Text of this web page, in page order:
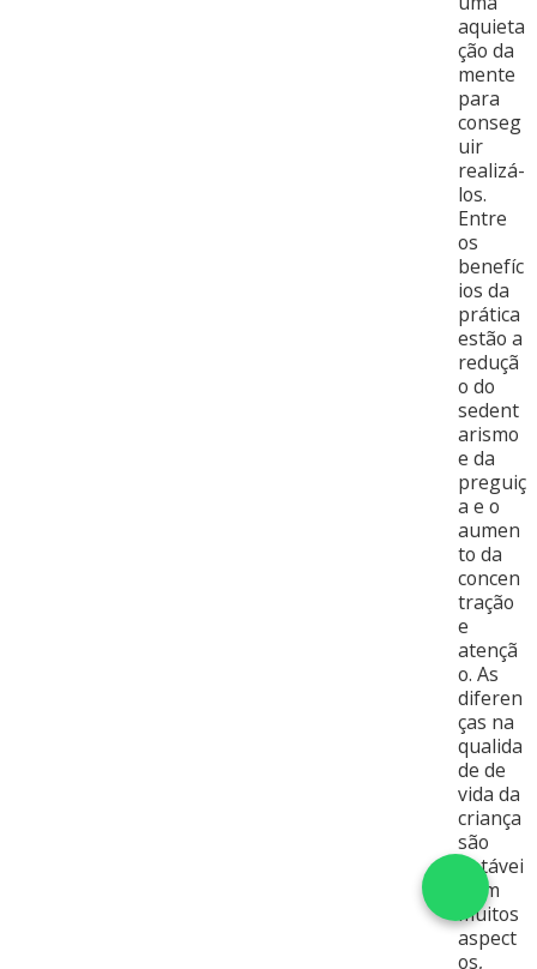
aquieta
ção da
mente
para
conseg
uir
realizá-
los.
Entre
os
benefíc
ios da
prática
estão a
reduçã
o do
sedent
arismo
e da
preguiç
a e o
aumen
to da
concen
tração
e
atençã
o. As
diferen
ças na
qualida
de de
vida da
criança
são
notávei
s em
muitos
aspect
os,